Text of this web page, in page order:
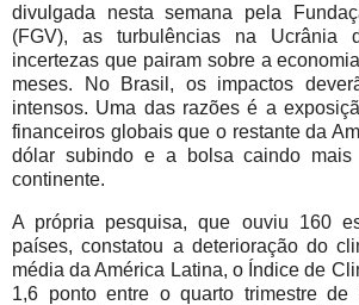
divulgada nesta semana pela
(FGV), as turbulências na Ucrânia
incertezas que pairam sobre a
meses. No Brasil, os impactos
intensos. Uma das razões é a
financeiros globais que o restante da
dólar subindo e a bolsa caindo
continente.
A própria pesquisa, que ouviu 160
países, constatou a deterioração do
média da América Latina, o Índice de
1,6 ponto entre o quarto trimestre